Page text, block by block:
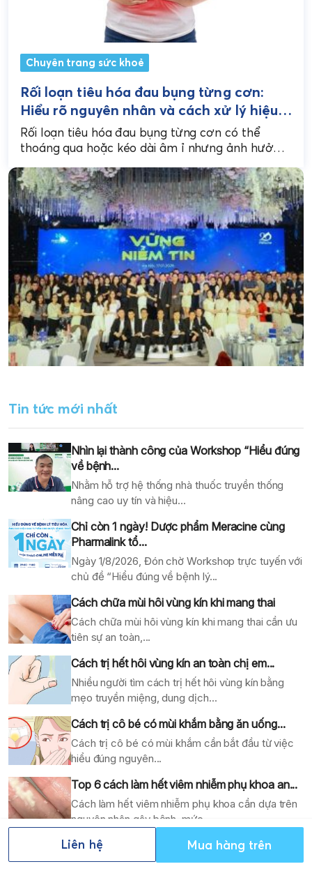
Chuyên trang sức khoẻ
Rối loạn tiêu hóa đau bụng từng cơn:
Hiểu rõ nguyên nhân và cách xử lý hiệu
quả
Rối loạn tiêu hóa đau bụng từng cơn có thể
thoáng qua hoặc kéo dài âm ỉ nhưng ảnh hưởng
Tin tức mới nhất
Nhìn lại thành công của Workshop “Hiểu đúng
về bệnh...
Nhằm hỗ trợ hệ thống nhà thuốc truyền thống
nâng cao uy tín và hiệu...
Chỉ còn 1 ngày! Dược phẩm Meracine cùng
Pharmalink tổ...
Ngày 1/8/2026, Đón chờ Workshop trực tuyến với
chủ đề “Hiểu đúng về bệnh lý...
Cách chữa mùi hôi vùng kín khi mang thai
Cách chữa mùi hôi vùng kín khi mang thai cần ưu
tiên sự an toàn,...
Cách trị hết hôi vùng kín an toàn chị em...
Nhiều người tìm cách trị hết hôi vùng kín bằng
mẹo truyền miệng, dung dịch...
Cách trị cô bé có mùi khắm bằng ăn uống...
Cách trị cô bé có mùi khắm cần bắt đầu từ việc
hiểu đúng nguyên...
Top 6 cách làm hết viêm nhiễm phụ khoa an...
Cách làm hết viêm nhiễm phụ khoa cần dựa trên
nguyên nhân gây bệnh, mức...
Cách điều trị nấm âm đao tại nhà an toàn:...
Cách điều trị nấm âm đao tại nhà cần được hiểu
Liên hệ Mua hàng trên